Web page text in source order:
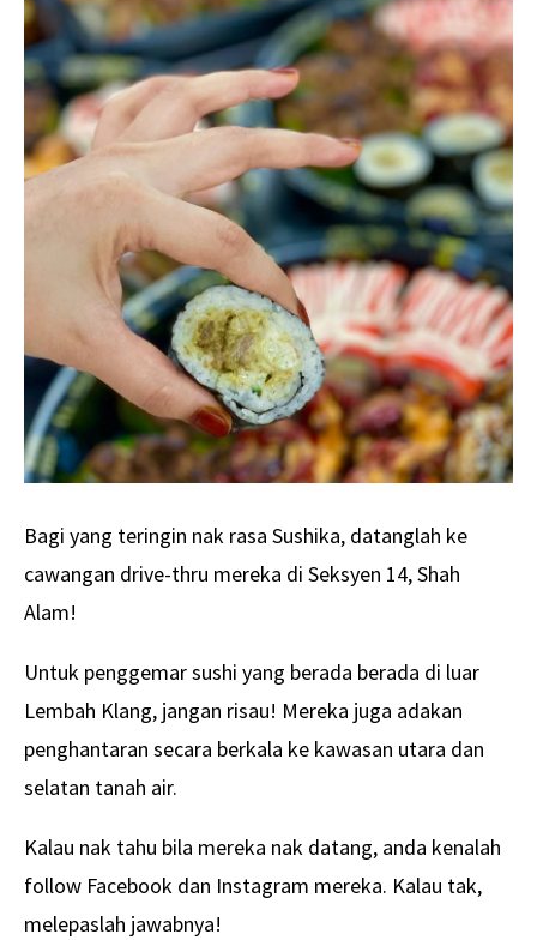
Bagi yang teringin nak rasa Sushika, datanglah ke
cawangan drive-thru mereka di Seksyen 14, Shah
Alam!
Untuk penggemar sushi yang berada berada di luar
Lembah Klang, jangan risau! Mereka juga adakan
penghantaran secara berkala ke kawasan utara dan
selatan tanah air.
Kalau nak tahu bila mereka nak datang, anda kenalah
follow Facebook dan Instagram mereka. Kalau tak,
melepaslah jawabnya!